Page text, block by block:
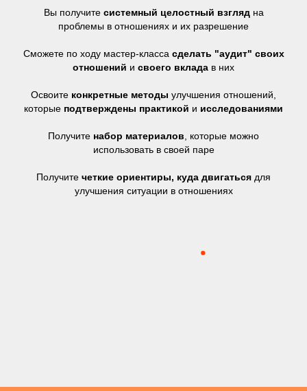
Вы получите системный целостный взглядна
проблемы в отношениях и их разрешение
Сможете по ходу мастер-класса сделать "аудит" своих
отношений и своего вклада в них
Освоите конкретные методы улучшения отношений,
которые подтверждены практикой и исследованиями
Получите набор материалов , которые можно
использовать в своей паре
Получите четкие ориентиры, куда двигаться для
улучшения ситуации в отношениях